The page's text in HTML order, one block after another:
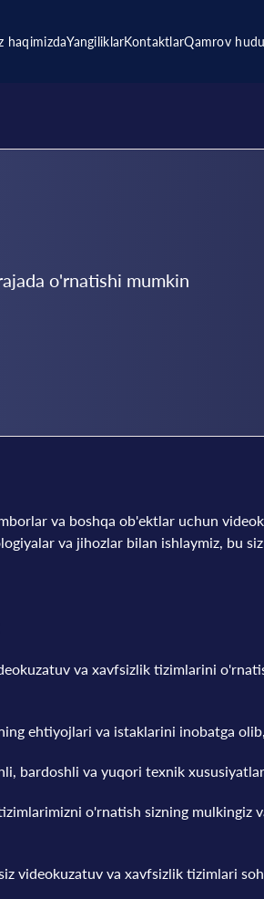
haqimizdaYangiliklarKontaktlarQamrov
o'rnatishi mumkin
va boshqa ob'ektlar uchun
va jihozlar bilan ishlaymiz, bu
va xavfsizlik tizimlarini
ehtiyojlari va istaklarini inobatga
bardoshli va yuqori texnik
o'rnatish sizning mulkingiz
videokuzatuv va xavfsizlik tizimlari